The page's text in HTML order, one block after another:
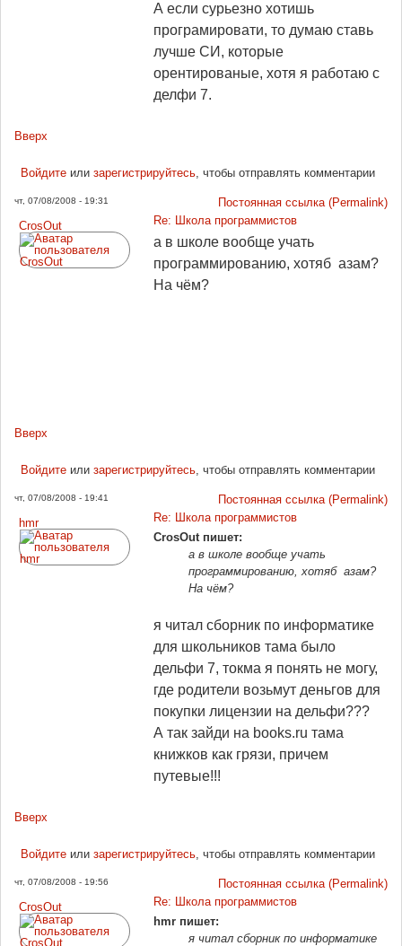
А если сурьезно хотишь
програмировати, то думаю ставь
лучше СИ, которые
орентированые, хотя я работаю с
делфи 7.
Вверх
Войдитеили зарегистрируйтесь, чтобы отправлять комментарии
чт, 07/08/2008 - 19:31
Постоянная ссылка (Permalink)
CrosOut
Re: Школа программистов
а в школе вообще учать
программированию, хотяб азам?
На чём?
Вверх
Войдитеили зарегистрируйтесь, чтобы отправлять комментарии
чт, 07/08/2008 - 19:41
Постоянная ссылка (Permalink)
hmr
Re: Школа программистов
CrosOut пишет:
а в школе вообще учать
программированию, хотяб азам?
На чём?
я читал сборник по информатике
для школьников тама было
дельфи 7, токма я понять не могу,
где родители возьмут деньгов для
покупки лицензии на дельфи???
А так зайди на books.ru тама
книжков как грязи, причем
путевые!!!
Вверх
Войдитеили зарегистрируйтесь, чтобы отправлять комментарии
чт, 07/08/2008 - 19:56
Постоянная ссылка (Permalink)
CrosOut
Re: Школа программистов
hmr пишет:
я читал сборник по информатике